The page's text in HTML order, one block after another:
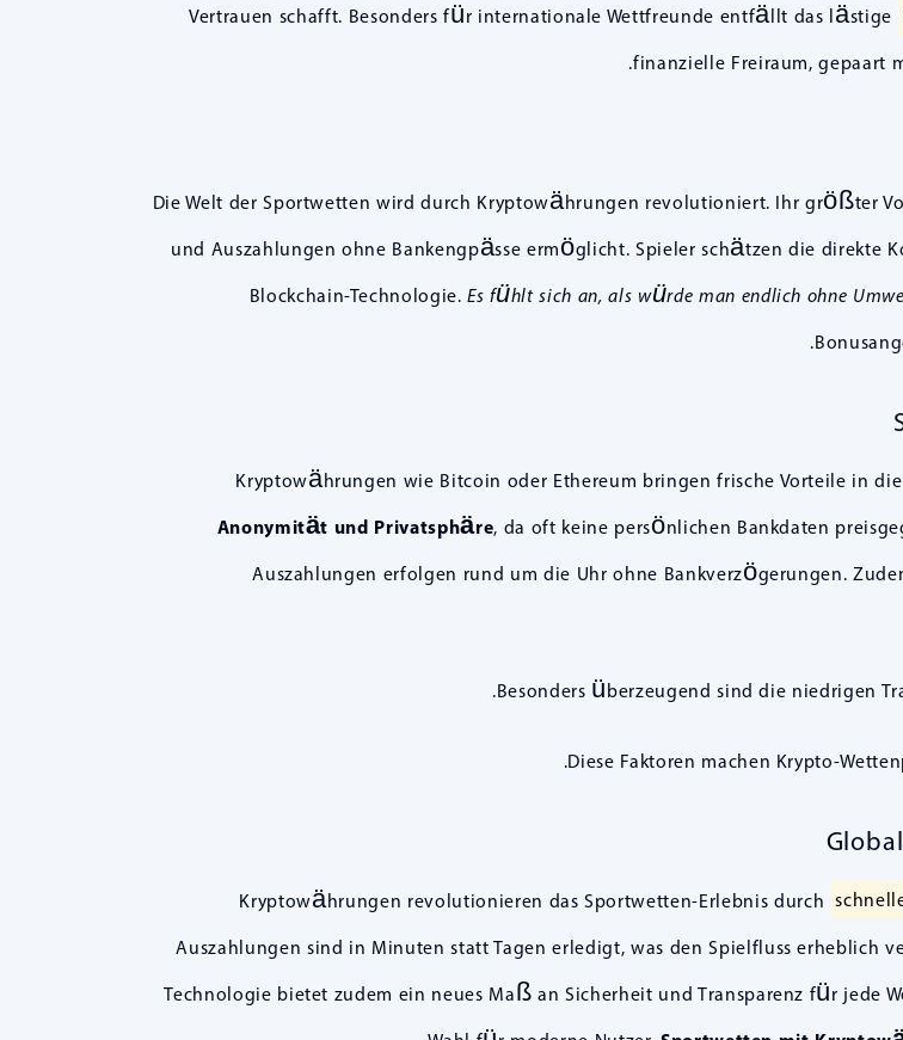
Vertrauen schafft. Besonders für internationale Wettfreunde entfällt das lästige
finanzielle Freiraum, gepaart
Die Welt der Sportwetten wird durch Kryptowährungen revolutioniert. Ihr größter
und Auszahlungen ohne Bankengpässe ermöglicht. Spieler schätzen die direkte
Blockchain-Technologie.Es fühlt sich an, als würde man endlich ohne
Kryptowährungen wie Bitcoin oder Ethereum bringen frische Vorteile in
Anonymität und Privatsphäre, da oft keine persönlichen Bankdaten
Auszahlungen erfolgen rund um die Uhr ohne Bankverzögerungen.
Besonders überzeugend sind die niedrigen
Diese Faktoren machen Krypto-
Kryptowährungen revolutionieren das Sportwetten-Erlebnis durch
Auszahlungen sind in Minuten statt Tagen erledigt, was den Spielfluss erheblich
Technologie bietet zudem ein neues Maß an Sicherheit und Transparenz für jede